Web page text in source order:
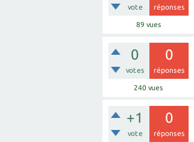
vote réponses
89 vues
0
votes
0
réponses
240 vues
+1
vote
0
réponses